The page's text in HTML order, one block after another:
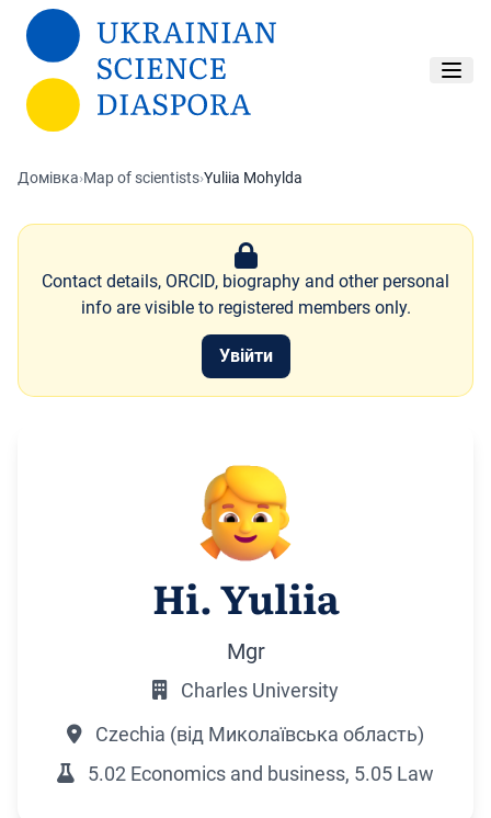
Перейти до основного вмісту
Домівка›Map of scientists›Yuliia Mohylda
Contact details, ORCID, biography and other personal
info are visible to registered members only.
Увійти
Ні. Yuliia
Mgr
Charles University
Czechia (від Миколаївська область)
5.02 Economics and business, 5.05 Law